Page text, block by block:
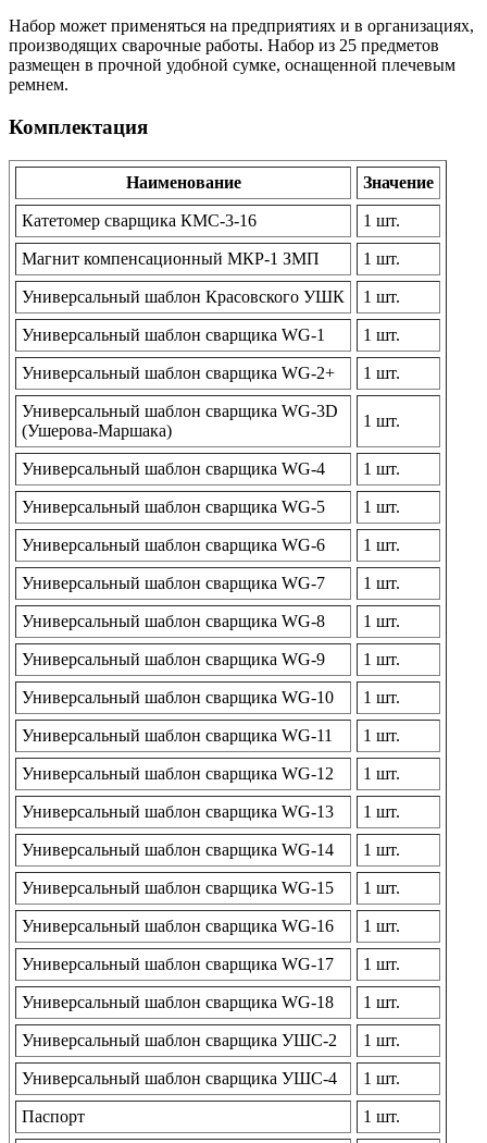
Набор может применяться на предприятиях и в организациях,
производящих сварочные работы. Набор из 25 предметов
размещен в прочной удобной сумке, оснащенной плечевым
ремнем.
Комплектация
Наименование Значение
Катетомер сварщика КМС-3-16 1 шт.
Магнит компенсационный МКР-1 ЗМП 1 шт.
Универсальный шаблон Красовского УШК 1 шт.
Универсальный шаблон сварщика WG-1 1 шт.
Универсальный шаблон сварщика WG-2+ 1 шт.
Универсальный шаблон сварщика WG-3D
(Ушерова-Маршака)
1 шт.
Универсальный шаблон сварщика WG-4 1 шт.
Универсальный шаблон сварщика WG-5 1 шт.
Универсальный шаблон сварщика WG-6 1 шт.
Универсальный шаблон сварщика WG-7 1 шт.
Универсальный шаблон сварщика WG-8 1 шт.
Универсальный шаблон сварщика WG-9 1 шт.
Универсальный шаблон сварщика WG-10 1 шт.
Универсальный шаблон сварщика WG-11 1 шт.
Универсальный шаблон сварщика WG-12 1 шт.
Универсальный шаблон сварщика WG-13 1 шт.
Универсальный шаблон сварщика WG-14 1 шт.
Универсальный шаблон сварщика WG-15 1 шт.
Универсальный шаблон сварщика WG-16 1 шт.
Универсальный шаблон сварщика WG-17 1 шт.
Универсальный шаблон сварщика WG-18 1 шт.
Универсальный шаблон сварщика УШС-2 1 шт.
Универсальный шаблон сварщика УШС-4 1 шт.
Паспорт 1 шт.